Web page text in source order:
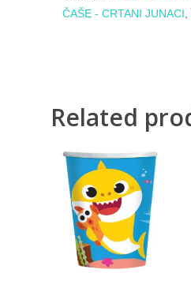
ČAŠE - CRTANI JUNACI
Related
250,00RSD